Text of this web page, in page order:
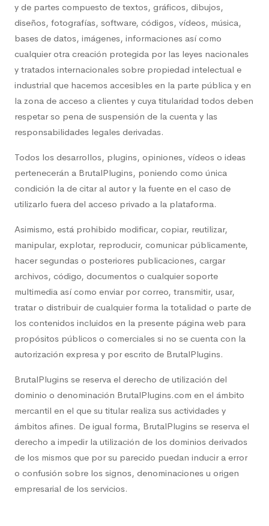
y de partes compuesto de textos, gráficos, dibujos,
diseños, fotografías, software, códigos, vídeos, música,
bases de datos, imágenes, informaciones así como
cualquier otra creación protegida por las leyes nacionales
y tratados internacionales sobre propiedad intelectual e
industrial que hacemos accesibles en la parte pública y en
la zona de acceso a clientes y cuya titularidad todos deben
respetar so pena de suspensión de la cuenta y las
responsabilidades legales derivadas.
Todos los desarrollos, plugins, opiniones, vídeos o ideas
pertenecerán a BrutalPlugins, poniendo como única
condición la de citar al autor y la fuente en el caso de
utilizarlo fuera del acceso privado a la plataforma.
Asimismo, está prohibido modificar, copiar, reutilizar,
manipular, explotar, reproducir, comunicar públicamente,
hacer segundas o posteriores publicaciones, cargar
archivos, código, documentos o cualquier soporte
multimedia así como enviar por correo, transmitir, usar,
tratar o distribuir de cualquier forma la totalidad o parte de
los contenidos incluidos en la presente página web para
propósitos públicos o comerciales si no se cuenta con la
autorización expresa y por escrito de BrutalPlugins.
BrutalPlugins se reserva el derecho de utilización del
dominio o denominación BrutalPlugins.com en el ámbito
mercantil en el que su titular realiza sus actividades y
ámbitos afines. De igual forma, BrutalPlugins se reserva el
derecho a impedir la utilización de los dominios derivados
de los mismos que por su parecido puedan inducir a error
o confusión sobre los signos, denominaciones u origen
empresarial de los servicios.